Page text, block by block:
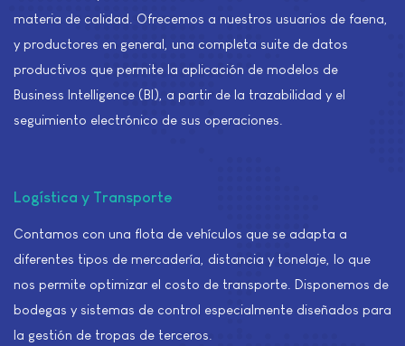
materia de calidad. Ofrecemos a nuestros usuarios de faena,
y productores en general, una completa suite de datos
productivos que permite la aplicación de modelos de
Business Intelligence (BI), a partir de la trazabilidad y el
seguimiento electrónico de sus operaciones.
Logística y Transporte
Contamos con una flota de vehículos que se adapta a
diferentes tipos de mercadería, distancia y tonelaje, lo que
nos permite optimizar el costo de transporte. Disponemos de
bodegas y sistemas de control especialmente diseñados para
la gestión de tropas de terceros.